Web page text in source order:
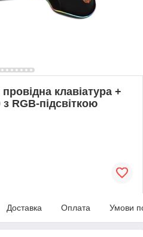
клавіатура +
RGB-підсвіткою
Доставка Оплата Умови